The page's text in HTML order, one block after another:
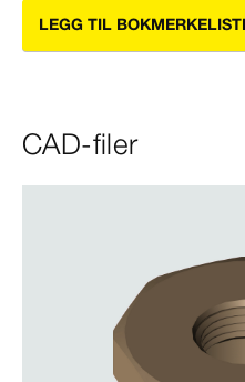
LEGG TIL
CAD-filer